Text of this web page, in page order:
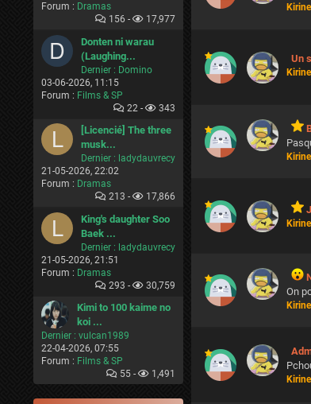
Forum : Dramas
156 -
17,977
Donten ni warau
(Laughing...
Dernier : Domino
03-06-2026, 11:15
Forum : Films & SP
22 -
343
[Licencié] The three
musk...
Dernier : ladydauvrecy
21-05-2026, 22:02
Forum : Dramas
213 -
17,866
King's daughter Soo
Baek ...
Dernier : ladydauvrecy
21-05-2026, 21:51
Forum : Dramas
293 -
30,759
Kimi to 100 kaime no
koi ...
Dernier : vulcan1989
22-04-2026, 07:55
Forum : Films & SP
55 -
1,491
Un
On